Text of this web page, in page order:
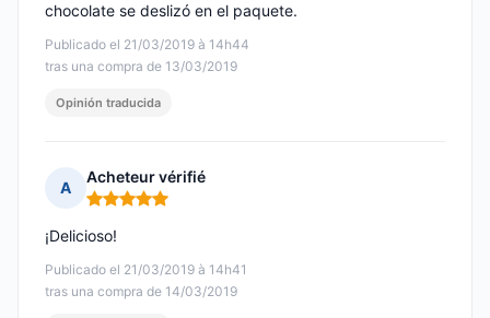
Publicado el 21/03/2019 à 14h44
tras una compra de 13/03/2019
chocolate se deslizó en el paquete.
Opinión traducida
A
Acheteur vérifié
Nota: 5 de 5
Publicado el 21/03/2019 à 14h41
tras una compra de 14/03/2019
¡Delicioso!